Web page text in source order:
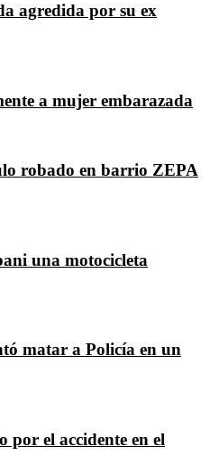
agredida por su ex
a mujer embarazada
robado en barrio ZEPA
una motocicleta
matar a Policía en un
el accidente en el